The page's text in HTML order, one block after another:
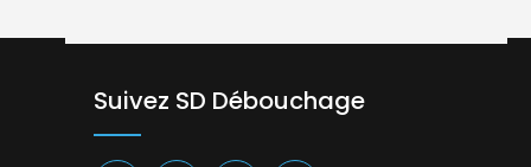
Suivez SD Débouchage